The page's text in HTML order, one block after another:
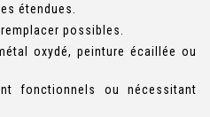
étendues.
possibles.
oxydé, peinture écaillée ou
fonctionnels ou nécessitant